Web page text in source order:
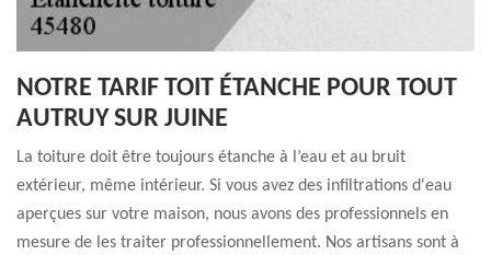
NOTRE TARIF TOIT ÉTANCHE POUR TOUT
AUTRUY SUR JUINE
La toiture doit être toujours étanche à l’eau et au bruit
extérieur, même intérieur. Si vous avez des infiltrations d'eau
aperçues sur votre maison, nous avons des professionnels en
mesure de les traiter professionnellement. Nos artisans sont à